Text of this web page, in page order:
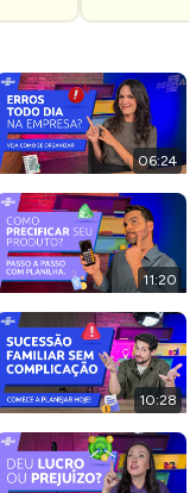
06:24
11:20
10:28